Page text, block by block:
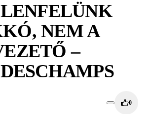
NEM A
–
0